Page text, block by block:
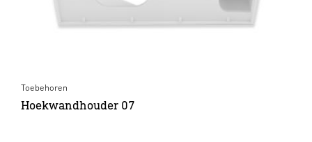
Toebehoren
Hoekwandhouder 07